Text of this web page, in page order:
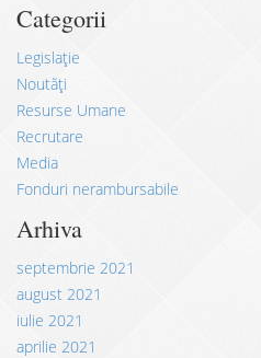
Categorii
Legislație
Noutăți
Resurse Umane
Recrutare
Media
Fonduri nerambursabile
Arhiva
septembrie 2021
august 2021
iulie 2021
aprilie 2021